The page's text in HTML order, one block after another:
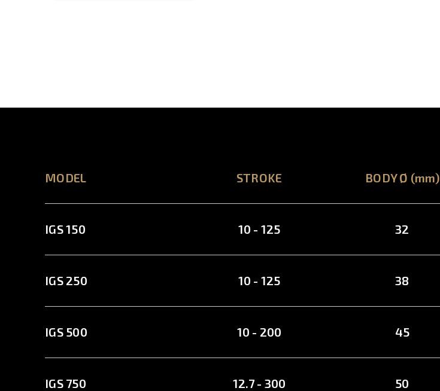
MODEL STROKE BODY Ø (mm)
IGS 150 10 - 125 32
IGS 250 10 - 125 38
IGS 500 10 - 200 45
IGS 750 12.7 - 300 50